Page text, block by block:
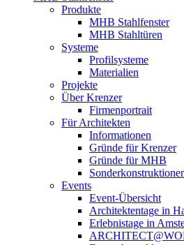
Produkte
MHB Stahlfenster
MHB Stahltüren
Systeme
Profilsysteme
Materialien
Projekte
Über Krenzer
Firmenportrait
Für Architekten
Informationen
Gründe für Krenzer
Gründe für MHB
Events
Event-Übersicht
Architektentage in
Erlebnistage in